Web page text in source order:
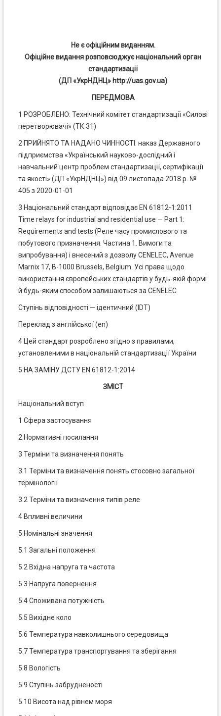
Не є офіційним виданням.
Офіційне видання розповсюджує національний орган
стандартизації
(ДП «УкрНДНЦ» http://uas.gov.ua)
ПЕРЕДМОВА
1 РОЗРОБЛЕНО: Технічний комітет стандартизації «Силові
перетворювачі» (ТК 31)
2 ПРИЙНЯТО ТА НАДАНО ЧИННОСТІ: наказ Державного
підприємства «Український науково-дослідний і
навчальний центр проблем стандартизації, сертифікації
та якості» (ДП «УкрНДНЦ») від 09 листопада 2018 р. №
405 з 2020-01-01
3 Національний стандарт відповідає EN 61812-1:2011
Time relays for industrial and residential use — Part 1:
Requirements and tests (Реле часу промислового та
побутового призначення. Частина 1. Вимоги та
випробування) і внесений з дозволу CENELEC, Avenue
Marnix 17, В-1000 Brussels, Belgium. Усі права щодо
використання європейських стандартів у будь-якій формі
й будь-яким способом залишаються за CENELEC
Ступінь відповідності — ідентичний (IDT)
Переклад з англійської (en)
4 Цей стандарт розроблено згідно з правилами,
установленими в національній стандартизації України
5 НА ЗАМІНУ ДСТУ EN 61812-1:2014
ЗМІСТ
Національний вступ
1 Сфера застосування
2 Нормативні посилання
3 Терміни та визначення понять
3.1 Терміни та визначення понять стосовно загальної
термінології
3.2 Терміни та визначення типів реле
4 Впливні величини
5 Номінальні значення
5.1 Загальні положення
5.2 Вхідна напруга та частота
5.3 Напруга повернення
5.4 Споживана потужність
5.5 Вихідне коло
5.6 Температура навколишнього середовища
5.7 Температура транспортування та зберігання
5.8 Вологість
5.9 Ступінь забрудненості
5.10 Висота над рівнем моря